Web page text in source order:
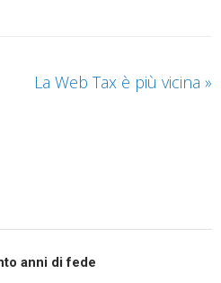
La Web Tax è più vicina »
anni di fede